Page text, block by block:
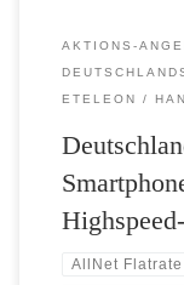
AKTIONS-
ETELEON
AllNet Flatrate